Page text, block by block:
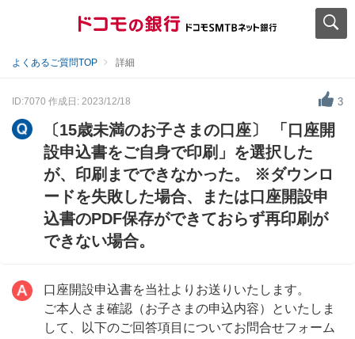
よくあるご質問TOP 詳細
ID:7070 作成日: 2023/12/18 3
〔15歳未満のお子さまの口座〕 「口座開
設申込書をご自身で印刷」を選択した
が、印刷までできなかった。 ※ダウンロ
ードを失敗した場合、または口座開設申
込書のPDF保存ができておらず再印刷が
できない場合。
口座開設申込書を当社よりお送りいたします。
ご本人さま確認（お子さまの申込内容）といたしま
して、以下のご回答項目についてお問合せフォーム